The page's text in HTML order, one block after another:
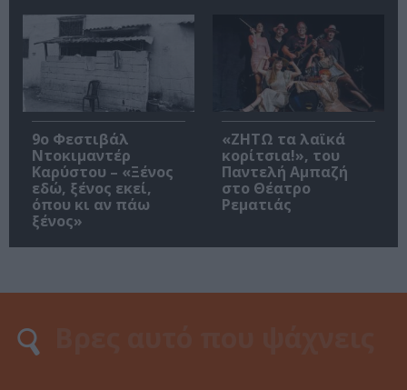
9ο Φεστιβάλ
Ντοκιμαντέρ
Καρύστου – «Ξένος
εδώ, ξένος εκεί,
όπου κι αν πάω
ξένος»
«ΖΗΤΩ τα λαϊκά
κορίτσια!», του
Παντελή Αμπαζή
στο Θέατρο
Ρεματιάς